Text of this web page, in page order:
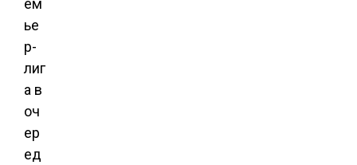
ем
ье
р-
лиг
а в
оч
ер
ед